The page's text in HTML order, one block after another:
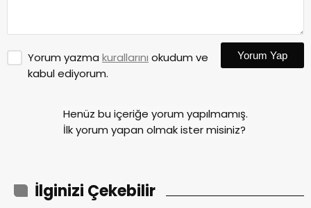
Yorum yazma kurallarını okudum ve
kabul ediyorum.
Yorum Yap
Henüz bu içeriğe yorum yapılmamış.
İlk yorum yapan olmak ister misiniz?
İlginizi Çekebilir